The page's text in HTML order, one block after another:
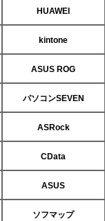
HUAWEI
kintone
ASUS ROG
パソコンSEVEN
ASRock
CData
ASUS
ソフマップ